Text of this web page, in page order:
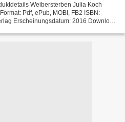
Weibersterben Julia Koch
Pdf, ePub, MOBI, FB2 ISBN:
Erscheinungsdatum: 2016 Download